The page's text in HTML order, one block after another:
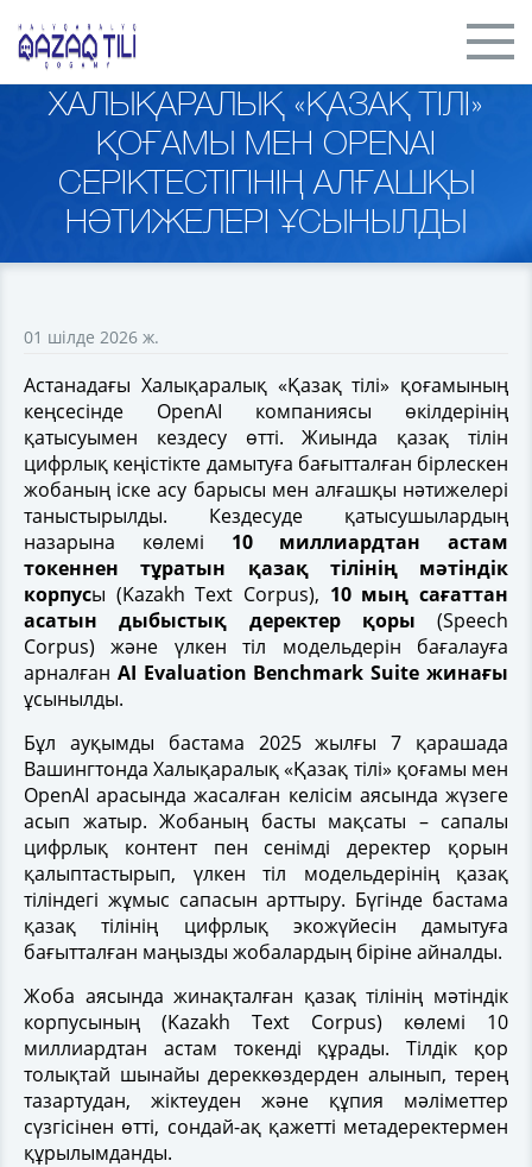
ХАЛЫҚАРАЛЫҚ «ҚАЗАҚ ТІЛІ»
ҚОҒАМЫ МЕН OPENAI
СЕРІКТЕСТІГІНІҢ АЛҒАШҚЫ
НӘТИЖЕЛЕРІ ҰСЫНЫЛДЫ
01 шілде 2026 ж.
Астанадағы Халықаралық «Қазақ тілі» қоғамының
кеңсесінде OpenAI компаниясы өкілдерінің
қатысуымен кездесу өтті. Жиында қазақ тілін
цифрлық кеңістікте дамытуға бағытталған бірлескен
жобаның іске асу барысы мен алғашқы нәтижелері
таныстырылды. Кездесуде қатысушылардың
назарына көлемі 10 миллиардтан астам
токеннен тұратын қазақ тілінің мәтіндік
корпусы (Kazakh Text Corpus), 10 мың сағаттан
асатын дыбыстық деректер қоры (Speech
Corpus) және үлкен тіл модельдерін бағалауға
арналған AI Evaluation Benchmark Suite жинағы
ұсынылды.
Бұл ауқымды бастама 2025 жылғы 7 қарашада
Вашингтонда Халықаралық «Қазақ тілі» қоғамы мен
OpenAI арасында жасалған келісім аясында жүзеге
асып жатыр. Жобаның басты мақсаты – сапалы
цифрлық контент пен сенімді деректер қорын
қалыптастырып, үлкен тіл модельдерінің қазақ
тіліндегі жұмыс сапасын арттыру. Бүгінде бастама
қазақ тілінің цифрлық экожүйесін дамытуға
бағытталған маңызды жобалардың біріне айналды.
Жоба аясында жинақталған қазақ тілінің мәтіндік
корпусының (Kazakh Text Corpus) көлемі 10
миллиардтан астам токенді құрады. Тілдік қор
толықтай шынайы дереккөздерден алынып, терең
тазартудан, жіктеуден және құпия мәліметтер
сүзгісінен өтті, сондай-ақ қажетті метадеректермен
құрылымданды.